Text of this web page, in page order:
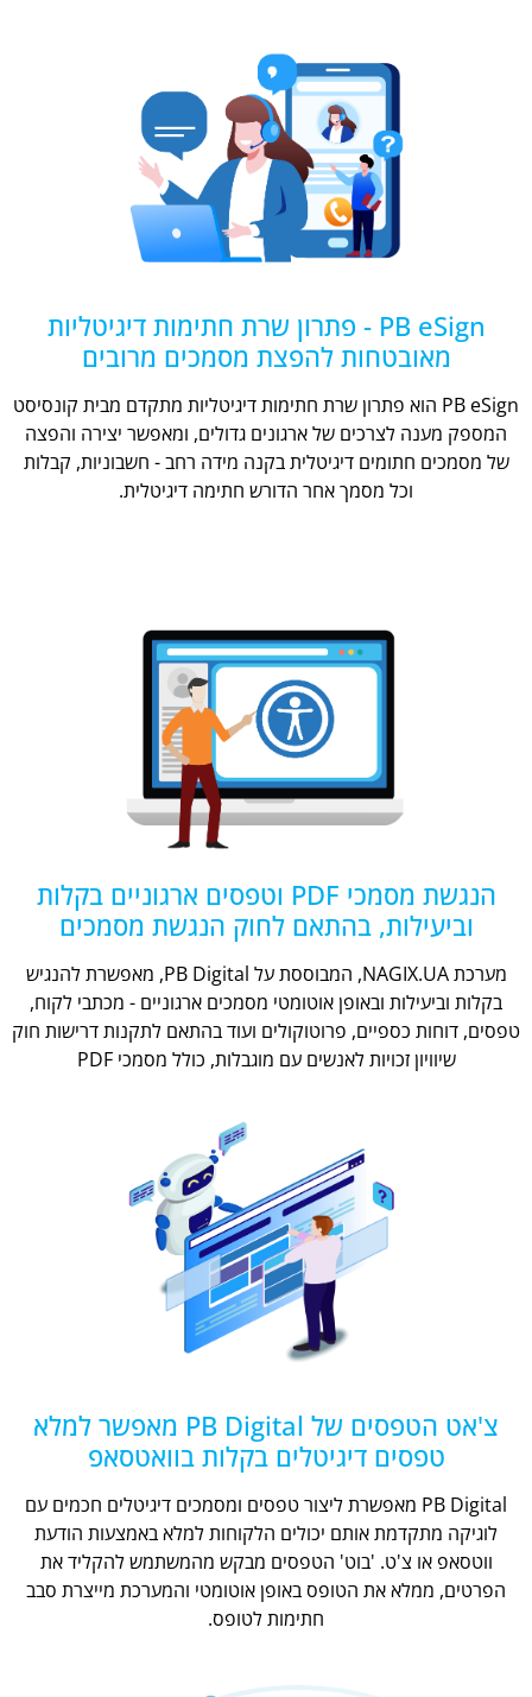
PB eSign - פתרון שרת חתימות דיגיטליות
מאובטחות להפצת מסמכים מרובים
PB eSign הוא פתרון שרת חתימות דיגיטליות מתקדם מבית קונסיסט
המספק מענה לצרכים של ארגונים גדולים, ומאפשר יצירה והפצה
של מסמכים חתומים דיגיטלית בקנה מידה רחב - חשבוניות, קבלות
וכל מסמך אחר הדורש חתימה דיגיטלית.
הנגשת מסמכי PDF וטפסים ארגוניים בקלות
וביעילות, בהתאם לחוק הנגשת מסמכים
מערכת NAGIX.UA, המבוססת על PB Digital, מאפשרת להנגיש
בקלות וביעילות ובאופן אוטומטי מסמכים ארגוניים - מכתבי לקוח,
טפסים, דוחות כספיים, פרוטוקולים ועוד בהתאם לתקנות דרישות חוק
שיוויון זכויות לאנשים עם מוגבלות, כולל מסמכי PDF
צ'אט הטפסים של PB Digital מאפשר למלא
טפסים דיגיטלים בקלות בוואטסאפ
PB Digital מאפשרת ליצור טפסים ומסמכים דיגיטלים חכמים עם
לוגיקה מתקדמת אותם יכולים הלקוחות למלא באמצעות הודעת
ווטסאפ או צ'ט. 'בוט' הטפסים מבקש מהמשתמש להקליד את
הפרטים, ממלא את הטופס באופן אוטומטי והמערכת מייצרת סבב
חתימות לטופס.